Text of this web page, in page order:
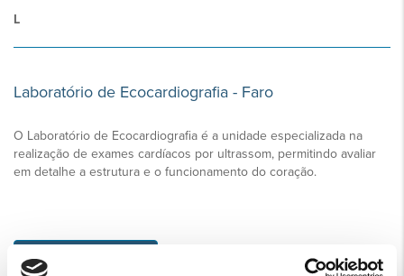
L
Laboratório de Ecocardiografia - Faro
O Laboratório de Ecocardiografia é a unidade especializada na
realização de exames cardíacos por ultrassom, permitindo avaliar
em detalhe a estrutura e o funcionamento do coração.